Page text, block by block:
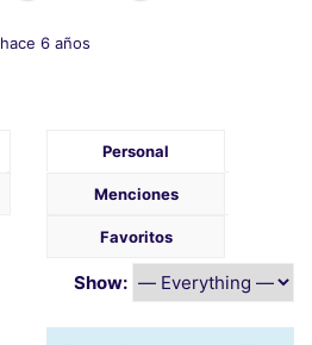
hace 6 años
Personal
Menciones
Favoritos
Show: